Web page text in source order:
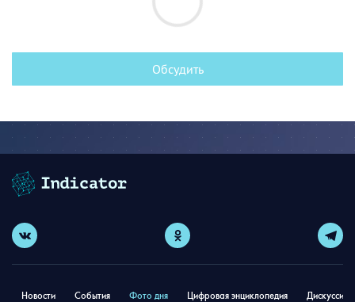
Обсудить
Новости События Фото дня Цифровая энциклопедия